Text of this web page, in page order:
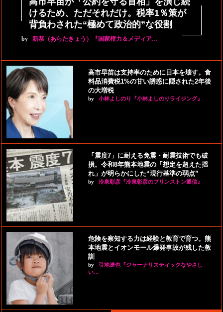
けるため、ただそれだけ。税率1％策が
背負わされた“極めて政治的”な役割
by 新恭（あらたきょう）『国家権力＆メディア…
高市早苗は支持率のために日本を壊す。食
料品消費税1%の甘い誘惑に隠された2年後
の大増税
by 小林よしのり『小林よしのりライジング』
「震度7」に耐える免震・耐震技術でも破
損。令和8年熊本地震の「想定を超えた揺
れ」が明らかにした“現行基準の弱点”
by 冷泉彰彦『冷泉彰彦のプリンストン通信』
危険を察知する力は経験と教育で育つ。熊
本地震とイオンモール爆発事故が残した教
訓
by
引地達也『ジャーナリスティックなやさし
い…